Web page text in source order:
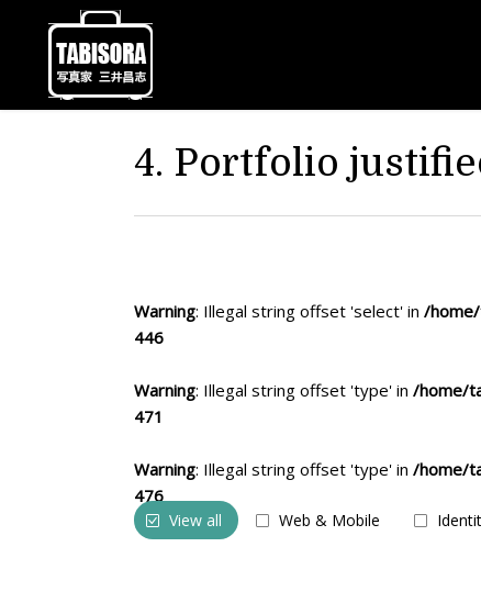
4. Portfolio
Warning: Illegal string offset 'select' in /
446
Warning: Illegal string offset 'type' in /home/
471
Warning: Illegal string offset 'type' in /home/
476
View all Web & Mobile